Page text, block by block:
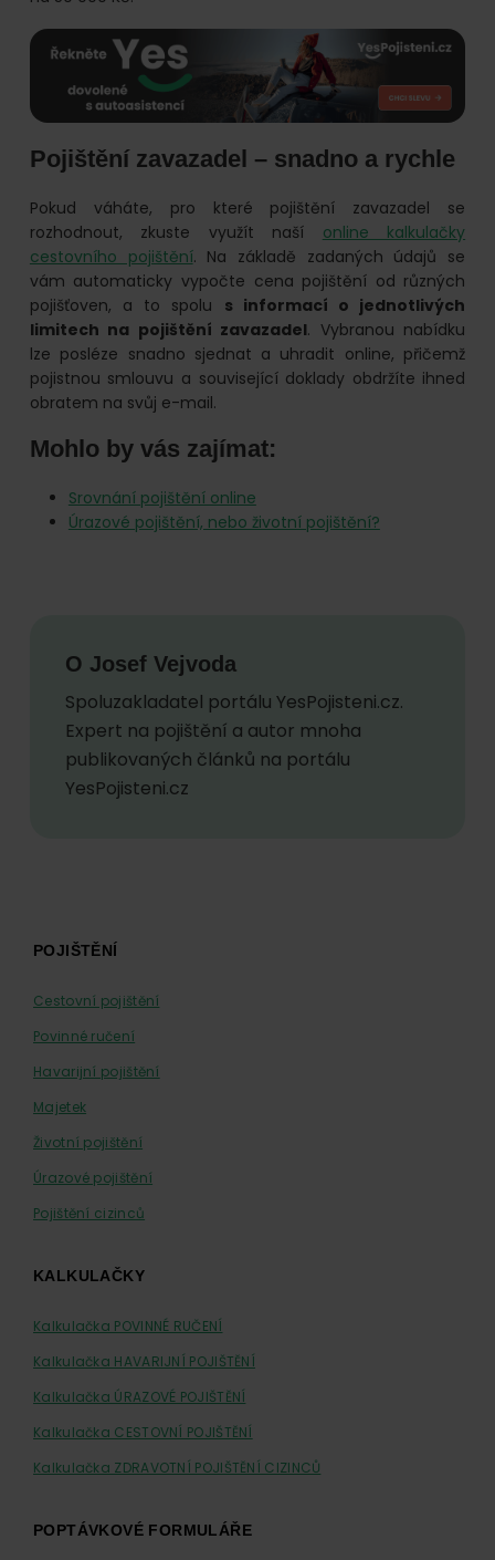
Pojištění zavazadel – snadno a rychle
Pokud váháte, pro které pojištění zavazadel se
rozhodnout, zkuste využít naší online kalkulačky
cestovního pojištění. Na základě zadaných údajů se
vám automaticky vypočte cena pojištění od různých
pojišťoven, a to spolu s informací o jednotlivých
limitech na pojištění zavazadel. Vybranou nabídku
lze posléze snadno sjednat a uhradit online, přičemž
pojistnou smlouvu a související doklady obdržíte ihned
obratem na svůj e-mail.
Mohlo by vás zajímat:
Srovnání pojištění online
Úrazové pojištění, nebo životní pojištění?
O Josef Vejvoda
Spoluzakladatel portálu YesPojisteni.cz.
Expert na pojištění a autor mnoha
publikovaných článků na portálu
YesPojisteni.cz
FooterPOJIŠTĚNÍ
Cestovní pojištění
Povinné ručení
Havarijní pojištění
Majetek
Životní pojištění
Úrazové pojištění
Pojištění cizinců
KALKULAČKY
Kalkulačka POVINNÉ RUČENÍ
Kalkulačka HAVARIJNÍ POJIŠTĚNÍ
Kalkulačka ÚRAZOVÉ POJIŠTĚNÍ
Kalkulačka CESTOVNÍ POJIŠTĚNÍ
Kalkulačka ZDRAVOTNÍ POJIŠTĚNÍ CIZINCŮ
POPTÁVKOVÉ FORMULÁŘE